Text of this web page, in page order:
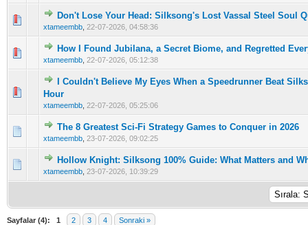
Don't Lose Your Head: Silksong's Lost Vassal Steel Soul
xtameembb 22-07-2026, 04:58:36
0 Oy(lar) - Ortalama 5 üzerinden 0
1 2345
How I Found Jubilana, a Secret Biome, and Regretted
xtameembb 22-07-2026, 05:12:38
0 Oy(lar) - Ortalama 5 üzerinden 0
123 45
I Couldn't Believe My Eyes When a Speedrunner Beat
Hour
xtameembb 22-07-2026, 05:25:06
The 8 Greatest Sci-Fi Strategy Games to Conquer in 2026
xtameembb 23-07-2026, 09:02:25
0 Oy(lar) - Ortalama 5 üzerinden 0
12345
Hollow Knight: Silksong 100% Guide: What Matters and
xtameembb 23-07-2026, 10:39:29
0 Oy(lar) - Ortalama 5 üzerinden 0
123 45
Sayfalar (4): 1 2 3 4 Sonraki »